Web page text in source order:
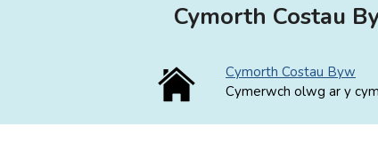
Cymorth Costau
Cymorth Costau Byw
Cymerwch olwg ar y